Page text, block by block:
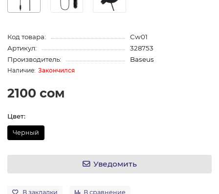
Код товара:
Cw01
Артикул:
328753
Производитель:
Baseus
Закончился
2100 сом
Цвет:
Черный
Уведомить
В закладки В сравнение